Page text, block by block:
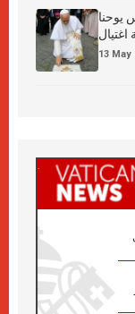
يوحنا
13 May